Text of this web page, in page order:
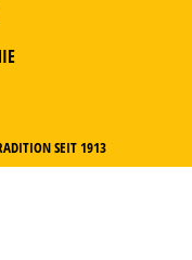
SEIT 1913